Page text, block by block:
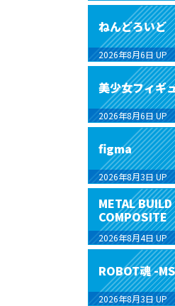
ねんどろいど
2026年8月6日 UP
美少女フィギ
2026年8月6日 UP
figma
2026年8月3日 UP
METAL
COMPOSITE
2026年8月4日 UP
ROBOT魂 -
2026年8月3日 UP